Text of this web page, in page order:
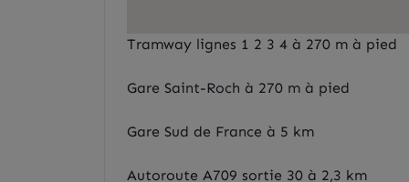
Tramway lignes 1 2 3 4 à 270 m à pied
Gare Saint-Roch à 270 m à pied
Gare Sud de France à 5 km
Autoroute A709 sortie 30 à 2,3 km